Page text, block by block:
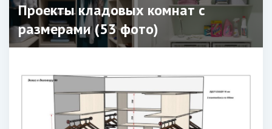
Проекты кладовых комнат с
размерами (53 фото)